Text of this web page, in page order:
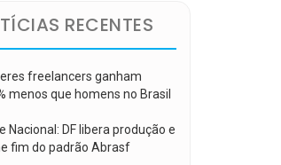
RECENTES
freelancers ganham
menos que homens no Brasil
Nacional: DF libera produção e
fim do padrão Abrasf